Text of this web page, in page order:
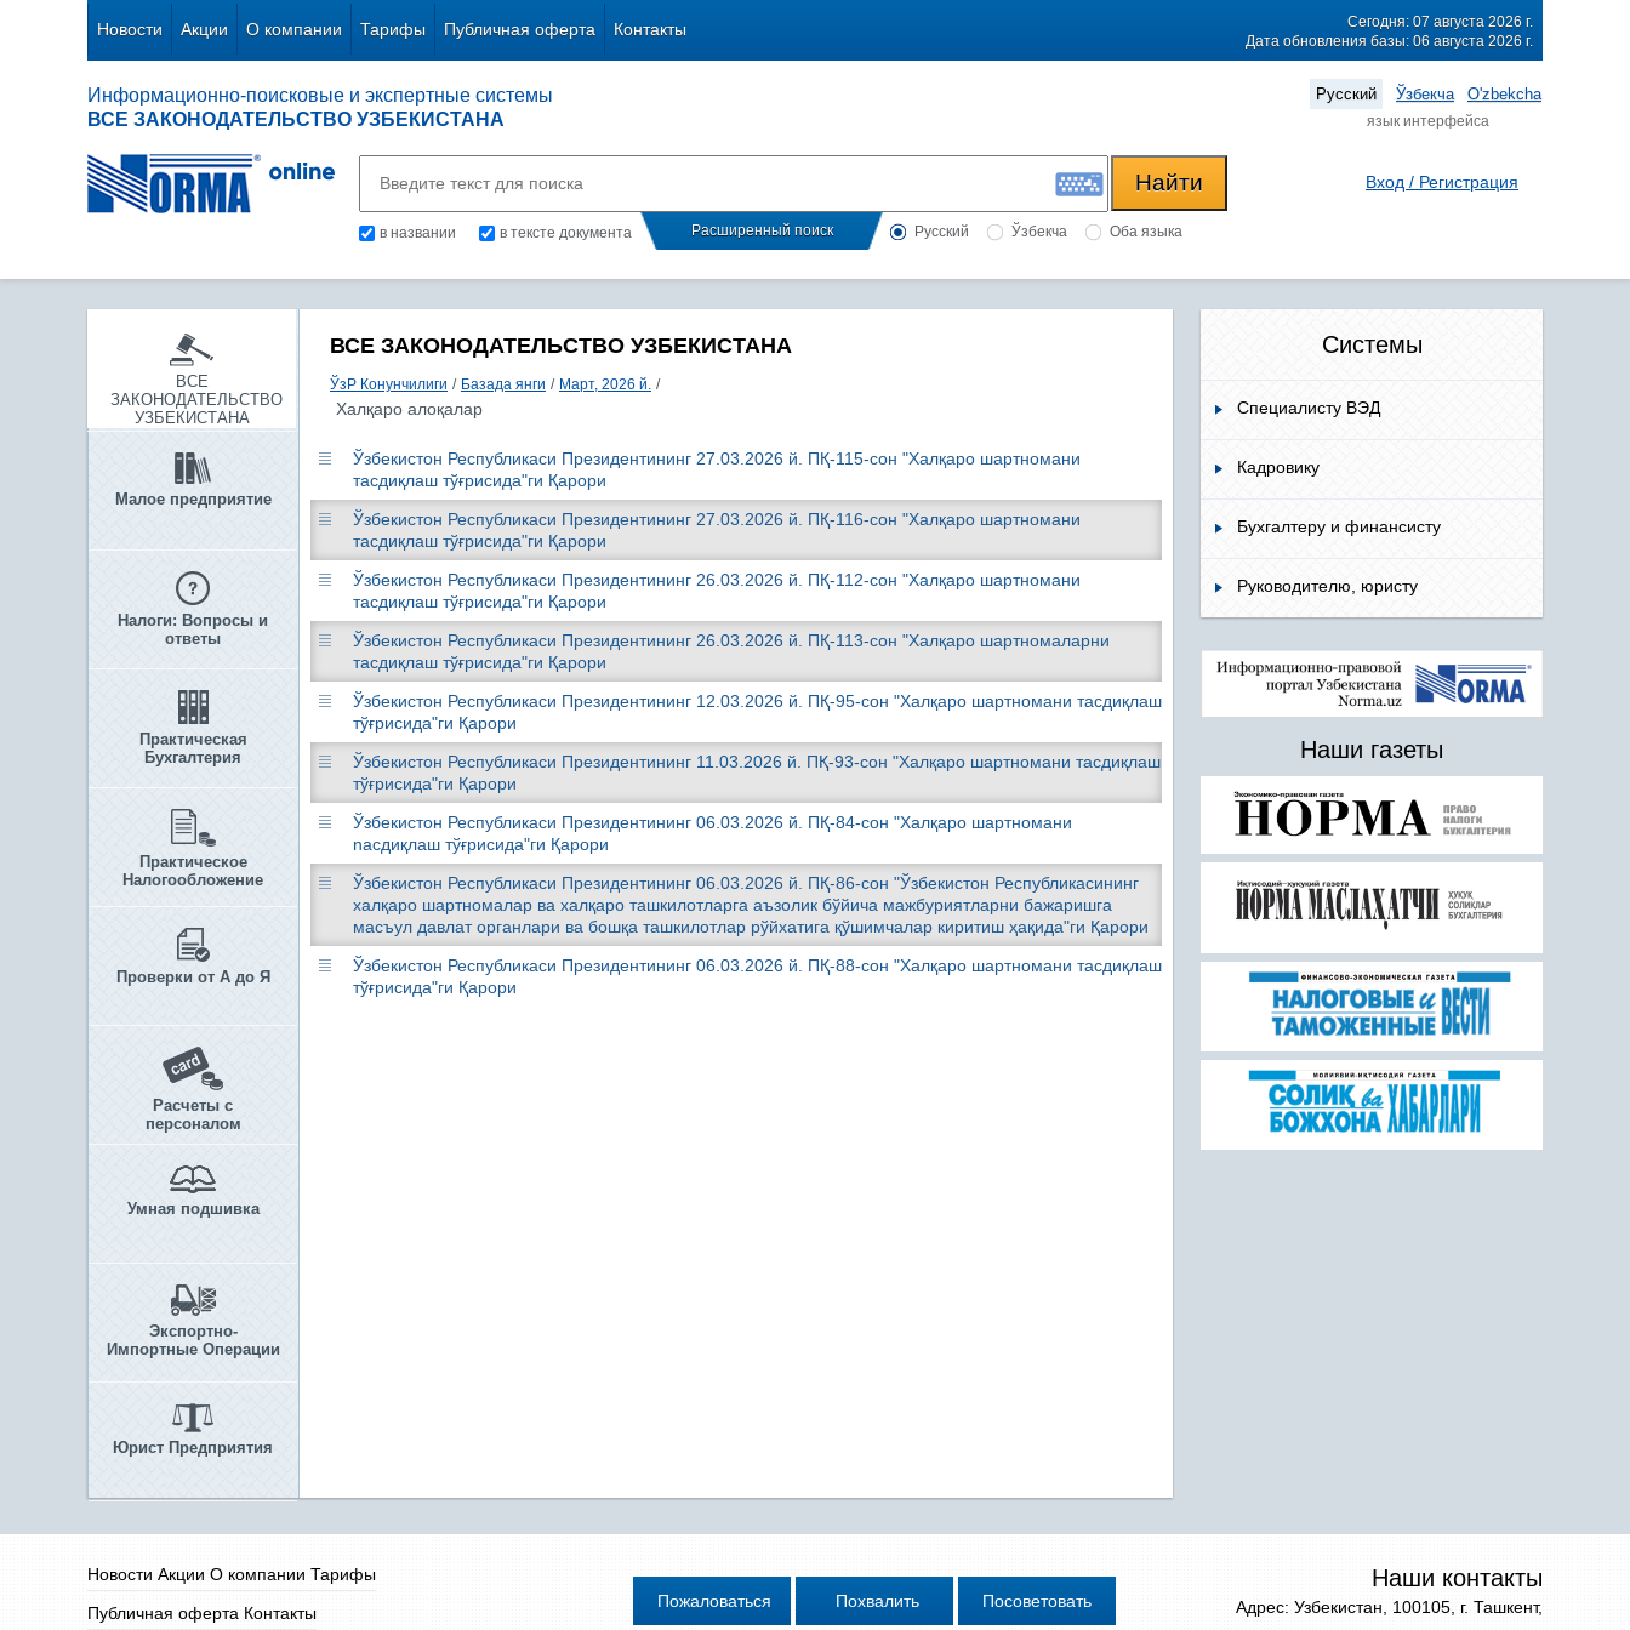
Новости Акции О компании Тарифы Публичная оферта Контакты
Сегодня: 07 августа 2026 г.
Дата обновления базы: 06 августа 2026 г.
Информационно-поисковые и экспертные системы
ВСЕ ЗАКОНОДАТЕЛЬСТВО УЗБЕКИСТАНА
Русский Ўзбекча O'zbekcha
язык интерфейса
в названии в тексте документа Расширенный поиск Русский Ўзбекча Оба языка
Вход / Регистрация
ВСЕ
ЗАКОНОДАТЕЛЬСТВО
УЗБЕКИСТАНА
Малое предприятие
Налоги: Вопросы и
ответы
Практическая
Бухгалтерия
Практическое
Налогообложение
Проверки от А до Я
Расчеты с
персоналом
Умная подшивка
Экспортно-
Импортные Операции
Юрист Предприятия
ВСЕ ЗАКОНОДАТЕЛЬСТВО УЗБЕКИСТАНА
ЎзР Конунчилиги / Базада янги / Март, 2026 й. /
Халқаро алоқалар
Ўзбекистон Республикаси Президентининг 27.03.2026 й. ПҚ-115-сон "Халқаро шартномани
тасдиқлаш тўғрисида"ги Қарори
Ўзбекистон Республикаси Президентининг 27.03.2026 й. ПҚ-116-сон "Халқаро шартномани
тасдиқлаш тўғрисида"ги Қарори
Ўзбекистон Республикаси Президентининг 26.03.2026 й. ПҚ-112-сон "Халқаро шартномани
тасдиқлаш тўғрисида"ги Қарори
Ўзбекистон Республикаси Президентининг 26.03.2026 й. ПҚ-113-сон "Халқаро шартномаларни
тасдиқлаш тўғрисида"ги Қарори
Ўзбекистон Республикаси Президентининг 12.03.2026 й. ПҚ-95-сон "Халқаро шартномани тасдиқлаш
тўғрисида"ги Қарори
Ўзбекистон Республикаси Президентининг 11.03.2026 й. ПҚ-93-сон "Халқаро шартномани тасдиқлаш
тўғрисида"ги Қарори
Ўзбекистон Республикаси Президентининг 06.03.2026 й. ПҚ-84-сон "Халқаро шартномани
nасдиқлаш тўғрисида"ги Қарори
Ўзбекистон Республикаси Президентининг 06.03.2026 й. ПҚ-86-сон "Ўзбекистон Республикасининг
халқаро шартномалар ва халқаро ташкилотларга аъзолик бўйича мажбуриятларни бажаришга
масъул давлат органлари ва бошқа ташкилотлар рўйхатига қўшимчалар киритиш ҳақида"ги Қарори
Ўзбекистон Республикаси Президентининг 06.03.2026 й. ПҚ-88-сон "Халқаро шартномани тасдиқлаш
тўғрисида"ги Қарори
Системы
Специалисту ВЭД
Кадровику
Бухгалтеру и финансисту
Руководителю, юристу
Наши газеты
Новости Акции О компании Тарифы
Публичная оферта Контакты
Наши контакты
Адрес: Узбекистан, 100105, г. Ташкент,